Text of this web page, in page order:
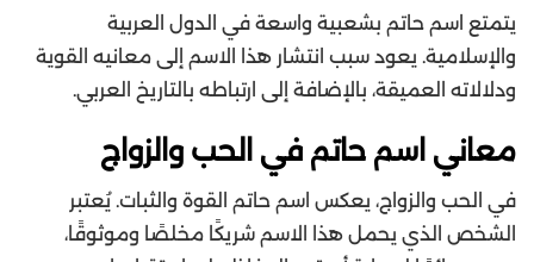
يتمتع اسم حاتم بشعبية واسعة في الدول العربية
والإسلامية. يعود سبب انتشار هذا الاسم إلى معانيه القوية
ودلالاته العميقة، بالإضافة إلى ارتباطه بالتاريخ العربي.
معاني اسم حاتم في الحب والزواج
في الحب والزواج، يعكس اسم حاتم القوة والثبات. يُعتبر
الشخص الذي يحمل هذا الاسم شريكًا مخلصًا وموثوقًا،